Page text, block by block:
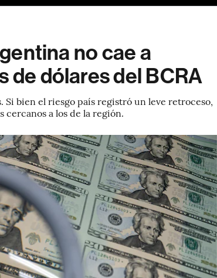
no cae a
de dólares del BCRA
bien el riesgo país registró un leve retroceso,
a los de la región.